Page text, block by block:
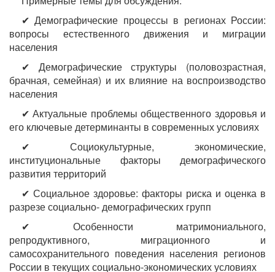
✔ Демографические процессы в регионах России:
вопросы естественного движения и миграции
населения
✔ Демографические структуры (половозрастная,
брачная, семейная) и их влияние на воспроизводство
населения
✔ Актуальные проблемы общественного здоровья и
его ключевые детерминанты в современных условиях
✔ Социокультурные, экономические,
институциональные факторы демографического
развития территорий
✔ Социальное здоровье: факторы риска и оценка в
разрезе социально- демографических групп
✔ Особенности матримониального,
репродуктивного, миграционного и
самосохранительного поведения населения регионов
России в текущих социально-экономических условиях